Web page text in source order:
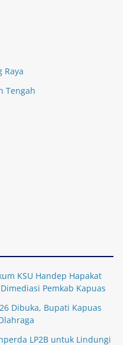
Raya
Tengah
KSU Handep Hapakat
Pemkab Kapuas
Dibuka, Bupati Kapuas
LP2B untuk Lindungi